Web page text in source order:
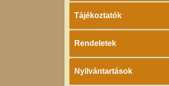
Tájékoztatók
Rendeletek
Nyilvántartások